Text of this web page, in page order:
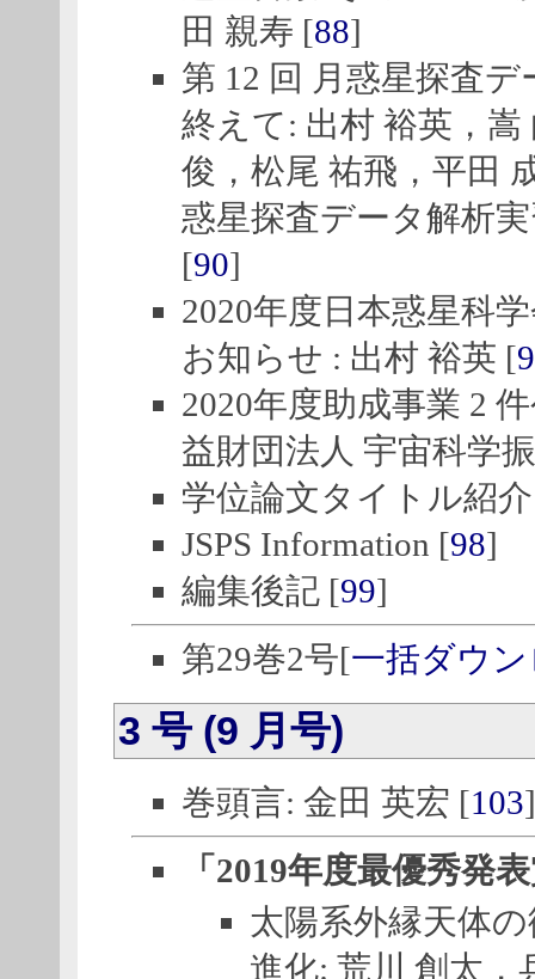
田 親寿 [88]
第 12 回 月惑星探査
終えて: 出村 裕英，嵩
俊，松尾 祐飛，平田
惑星探査データ解析
[90]
2020年度日本惑星科
お知らせ : 出村 裕英 [
2020年度助成事業 2
益財団法人 宇宙科学
学位論文タイトル紹
JSPS Information [98]
編集後記 [99]
第29巻2号[一括ダウ
3 号 (9 月号)
巻頭言: 金田 英宏 [103]
「2019年度最優秀発
太陽系外縁天体
進化: 荒川 創太，